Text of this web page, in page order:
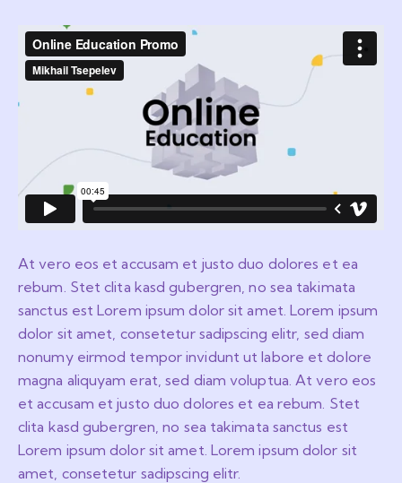
At vero eos et accusam et justo duo dolores et ea
rebum. Stet clita kasd gubergren, no sea takimata
sanctus est Lorem ipsum dolor sit amet. Lorem ipsum
dolor sit amet, consetetur sadipscing elitr, sed diam
nonumy eirmod tempor invidunt ut labore et dolore
magna aliquyam erat, sed diam voluptua. At vero eos
et accusam et justo duo dolores et ea rebum. Stet
clita kasd gubergren, no sea takimata sanctus est
Lorem ipsum dolor sit amet. Lorem ipsum dolor sit
amet, consetetur sadipscing elitr.